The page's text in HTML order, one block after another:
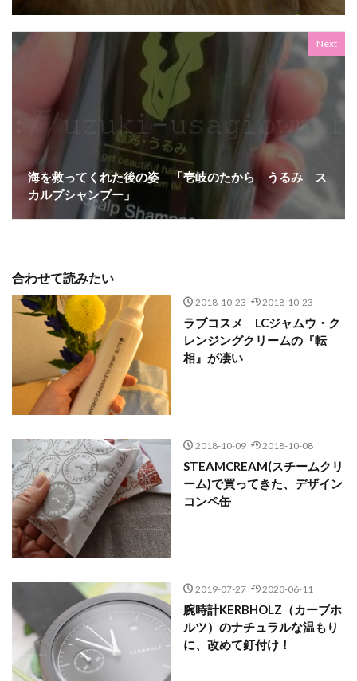
Next
海を救ってくれた後の姿 「壱岐のたから うるみ ス
カルプシャンプー」
合わせて読みたい
2018-10-23 2018-10-23
ラブコスメ LCジャムウ・ク
レンジングクリームの『転
相』が凄い
2018-10-09 2018-10-08
STEAMCREAM(スチームクリ
ーム)で買ってきた、デザイン
コンペ缶
2019-07-27 2020-06-11
腕時計KERBHOLZ（カーブホ
ルツ）のナチュラルな温もり
に、改めて釘付け！